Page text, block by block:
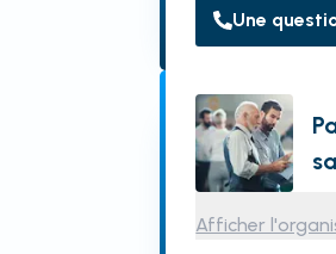
Une
Afficher